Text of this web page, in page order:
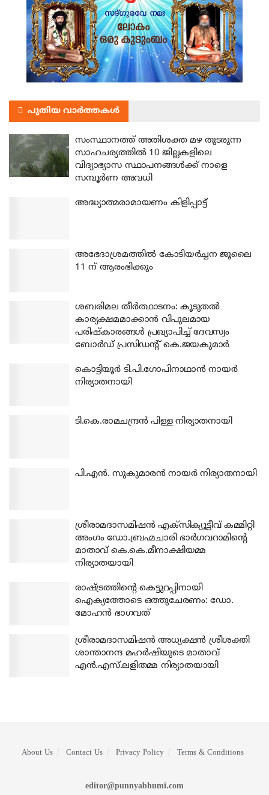
പുതിയ വാർത്തകൾ
സംസ്ഥാനത്ത് അതിശക്ത മഴ തുടരുന്ന
സാഹചര്യത്തിൽ 10 ജില്ലകളിലെ
വിദ്യാഭ്യാസ സ്ഥാപനങ്ങൾക്ക് നാളെ
സമ്പൂർണ അവധി
അദ്ധ്യാത്മരാമായണം കിളിപ്പാട്ട്
അഭേദാശ്രമത്തില്‍ കോടിയര്‍ച്ചന ജൂലൈ
11 ന് ആരംഭിക്കും
ശബരിമല തീര്‍ത്ഥാടനം: കൂടുതല്‍
കാര്യക്ഷമമാക്കാന്‍ വിപുലമായ
പരിഷ്‌കാരങ്ങള്‍ പ്രഖ്യാപിച്ച് ദേവസ്വം
ബോര്‍ഡ് പ്രസിഡന്റ് കെ.ജയകുമാര്‍
കൊട്ടിയൂര്‍ ടി.പി.ഗോപിനാഥാന്‍ നായര്‍
നിര്യാതനായി
ടി.കെ.രാമചന്ദ്രന്‍ പിള്ള നിര്യാതനായി
പി.എന്‍. സുകുമാരന്‍ നായര്‍ നിര്യാതനായി
ശ്രീരാമദാസമിഷന്‍ എക്‌സിക്യൂട്ടീവ് കമ്മിറ്റി
അംഗം ഡോ.ബ്രഹ്മചാരി ഭാര്‍ഗവറാമിന്റെ
മാതാവ് കെ.കെ.മീനാക്ഷിയമ്മ
നിര്യാതയായി
രാഷ്ട്രത്തിന്റെ കെട്ടുറപ്പിനായി
ഐക്യത്തോടെ ഒത്തുചേരണം: ഡോ.
മോഹന്‍ ഭാഗവത്
ശ്രീരാമദാസമിഷന്‍ അധ്യക്ഷന്‍ ശ്രീശക്തി
ശാന്താനന്ദ മഹര്‍ഷിയുടെ മാതാവ്
എന്‍.എസ്.ലളിതമ്മ നിര്യാതയായി
About Us Contact Us Privacy Policy Terms & Conditions
editor@punnyabhumi.com